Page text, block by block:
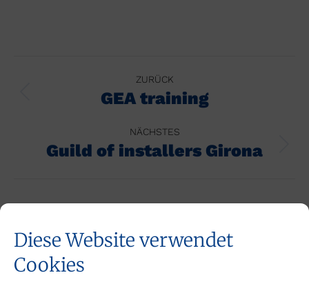
Diese Website verwendet
Cookies
Kommentarnavigation
ZURÜCK
Vorheriger
GEA training
NÄCHSTES
Nächster
Guild of installers Girona
Related Posts